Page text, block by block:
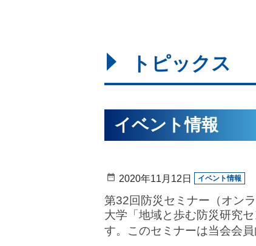
トピックス
イベント情報
2020年11月12日 イベント情報
第32回防災セミナー（オン
大学「地域と歩む防災研究
す。このセミナーは当会会員